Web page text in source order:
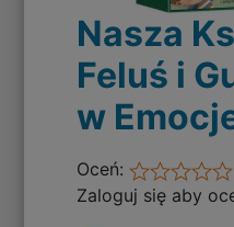
Nasza
Feluś i
w
Oceń:
Zaloguj się aby